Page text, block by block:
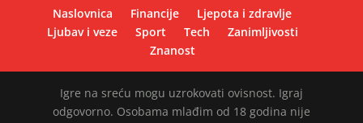
Naslovnica Financije
Ljepota i zdravlje
Ljubav i veze
Sport Tech
Zanimljivosti
Znanost
Igre na sreću mogu uzrokovati ovisnost. Igraj
odgovorno. Osobama mlađim od 18 godina nije